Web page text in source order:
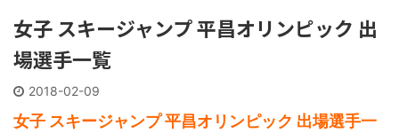
女子 スキージャンプ 平昌オリンピック 出
場選手一覧
2018-02-09
女子 スキージャンプ 平昌オリンピック 出場選手一